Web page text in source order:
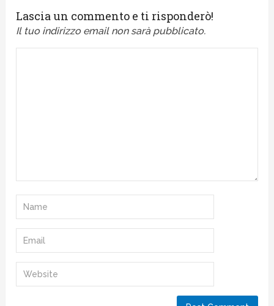
Lascia un commento e ti risponderò!
Il tuo indirizzo email non sarà pubblicato.